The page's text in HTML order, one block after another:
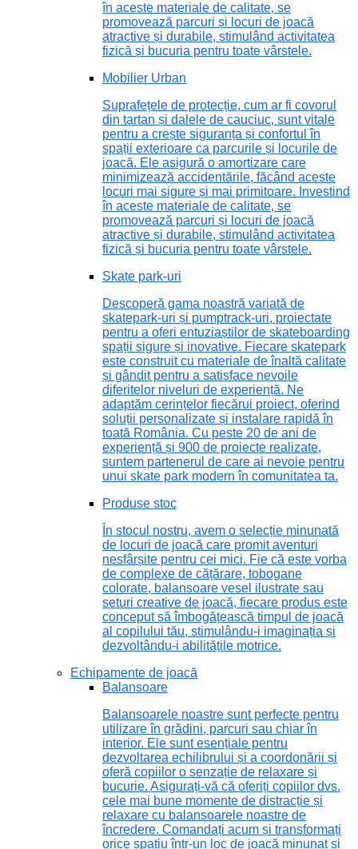
în aceste materiale de calitate, se
promovează parcuri și locuri de joacă
atractive și durabile, stimulând activitatea
fizică și bucuria pentru toate vârstele.
Mobilier Urban
Suprafețele de protecție, cum ar fi covorul
din tartan și dalele de cauciuc, sunt vitale
pentru a crește siguranța și confortul în
spații exterioare ca parcurile și locurile de
joacă. Ele asigură o amortizare care
minimizează accidentările, făcând aceste
locuri mai sigure și mai primitoare. Investind
în aceste materiale de calitate, se
promovează parcuri și locuri de joacă
atractive și durabile, stimulând activitatea
fizică și bucuria pentru toate vârstele.
Skate park-uri
Descoperă gama noastră variată de
skatepark-uri și pumptrack-uri, proiectate
pentru a oferi entuziaștilor de skateboarding
spații sigure și inovative. Fiecare skatepark
este construit cu materiale de înaltă calitate
și gândit pentru a satisface nevoile
diferitelor niveluri de experiență. Ne
adaptăm cerințelor fiecărui proiect, oferind
soluții personalizate și instalare rapidă în
toată România. Cu peste 20 de ani de
experiență și 900 de proiecte realizate,
suntem partenerul de care ai nevoie pentru
unui skate park modern în comunitatea ta.
Produse stoc
În stocul nostru, avem o selecție minunată
de locuri de joacă care promit aventuri
nesfârșite pentru cei mici. Fie că este vorba
de complexe de cățărare, tobogane
colorate, balansoare vesel ilustrate sau
seturi creative de joacă, fiecare produs este
conceput să îmbogățească timpul de joacă
al copilului tău, stimulându-i imaginația și
dezvoltându-i abilitățile motrice.
Echipamente de joacă
Balansoare
Balansoarele noastre sunt perfecte pentru
utilizare în grădini, parcuri sau chiar în
interior. Ele sunt esențiale pentru
dezvoltarea echilibrului și a coordonării și
oferă copiilor o senzație de relaxare și
bucurie. Asigurați-vă că oferiți copiilor dvs.
cele mai bune momente de distracție și
relaxare cu balansoarele noastre de
încredere. Comandați acum și transformați
orice spațiu într-un loc de joacă minunat și